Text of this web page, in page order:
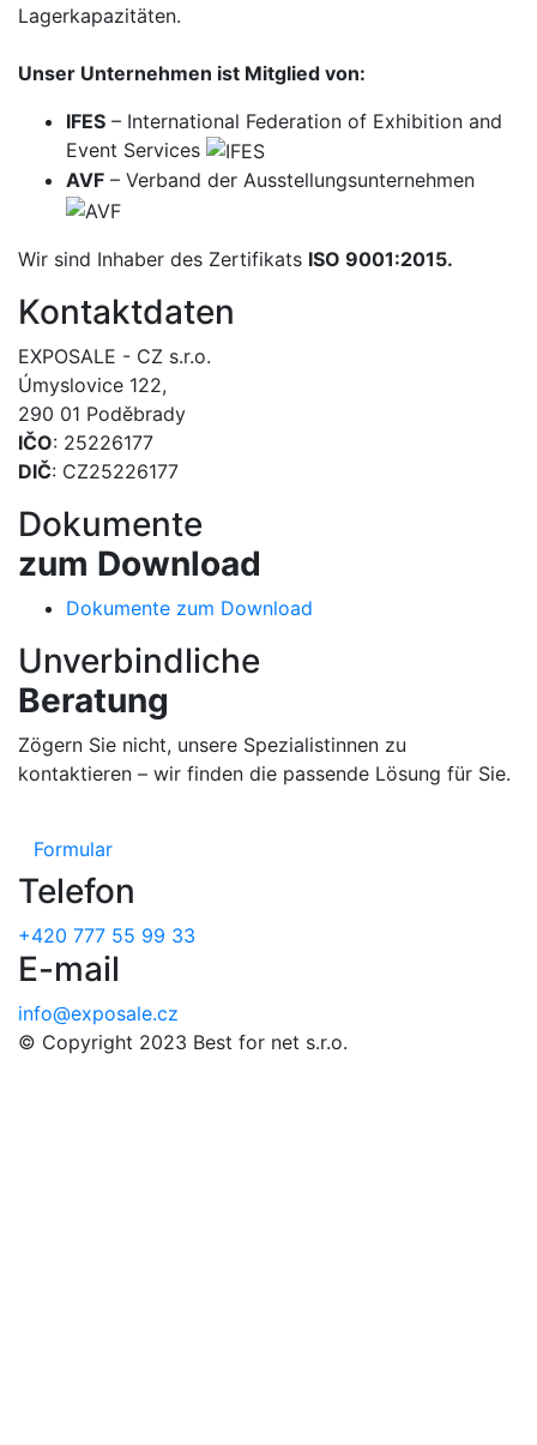
Lagerkapazitäten.
Unser Unternehmen ist Mitglied von:
IFES – International Federation of Exhibition and
Event Services
AVF – Verband der Ausstellungsunternehmen
Wir sind Inhaber des Zertifikats ISO 9001:2015.
Kontaktdaten
EXPOSALE - CZ s.r.o.
Úmyslovice 122,
290 01 Poděbrady
IČO: 25226177
DIČ: CZ25226177
Dokumente
zum Download
Dokumente zum Download
Unverbindliche
Beratung
Zögern Sie nicht, unsere Spezialistinnen zu
kontaktieren – wir finden die passende Lösung für Sie.
Formular
Telefon
+420 777 55 99 33
E-mail
info@exposale.cz
© Copyright 2023 Best for net s.r.o.